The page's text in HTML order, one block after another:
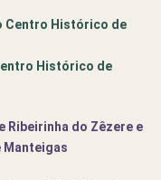
Centro Histórico de
Histórico de
Ribeirinha do Zêzere e
Manteigas